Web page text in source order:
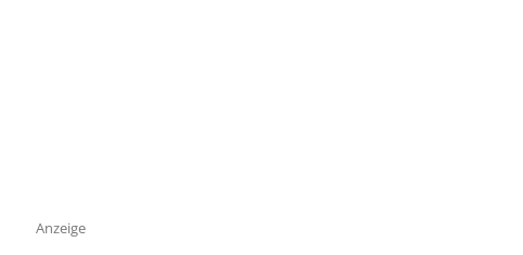
Anzeige